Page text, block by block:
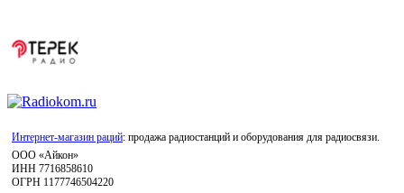
Интернет-магазин раций: продажа радиостанций и оборудования для радиосвязи.
ООО «Айкон»
ИНН 7716858610
ОГРН 1177746504220